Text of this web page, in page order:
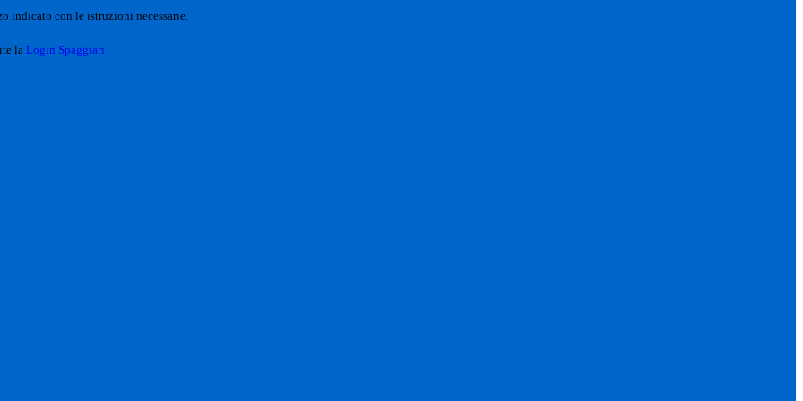
indicato con le istruzioni necessarie.
la Login Spaggiari